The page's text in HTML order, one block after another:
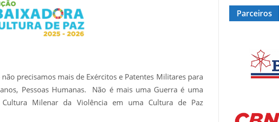
precisamos mais de Exércitos e Patentes Militares para
Pessoas Humanas. Não é mais uma Guerra é uma
Cultura Milenar da Violência em uma Cultura de Paz
Parceiros